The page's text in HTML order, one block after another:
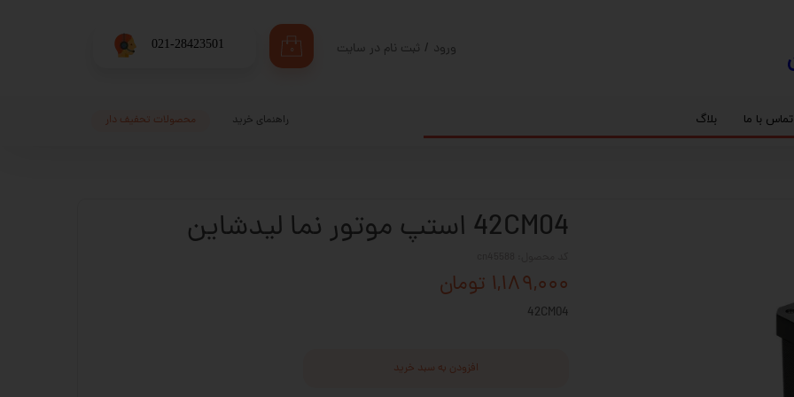
​021-28423501 ۰ ورود / ثبت نام در سایت
سفارشات
گیربکس حلزونی
تماس با ما بلاگ محصولات تحفیف دار راهنمای خرید
42CM04 استپ موتور نما لیدشاین
۱,۱۸۹,۰۰۰ تومان
42CM04
افزودن به سبد خرید